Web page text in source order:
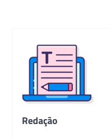
Redação